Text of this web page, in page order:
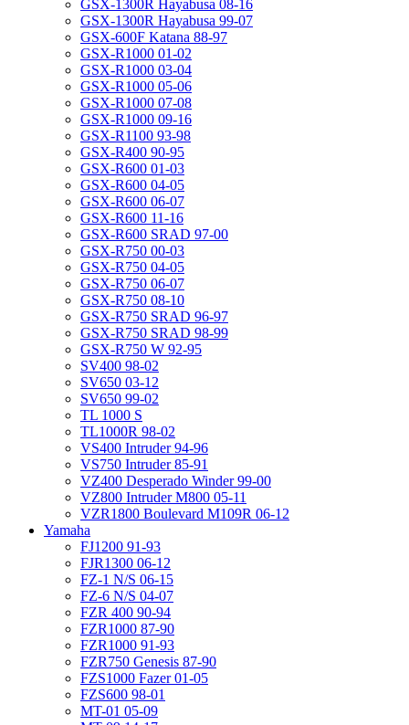
GSX-1300R Hayabusa 08-16
GSX-1300R Hayabusa 99-07
GSX-600F Katana 88-97
GSX-R1000 01-02
GSX-R1000 03-04
GSX-R1000 05-06
GSX-R1000 07-08
GSX-R1000 09-16
GSX-R1100 93-98
GSX-R400 90-95
GSX-R600 01-03
GSX-R600 04-05
GSX-R600 06-07
GSX-R600 11-16
GSX-R600 SRAD 97-00
GSX-R750 00-03
GSX-R750 04-05
GSX-R750 06-07
GSX-R750 08-10
GSX-R750 SRAD 96-97
GSX-R750 SRAD 98-99
GSX-R750 W 92-95
SV400 98-02
SV650 03-12
SV650 99-02
TL 1000 S
TL1000R 98-02
VS400 Intruder 94-96
VS750 Intruder 85-91
VZ400 Desperado Winder 99-00
VZ800 Intruder M800 05-11
VZR1800 Boulevard M109R 06-12
Yamaha
FJ1200 91-93
FJR1300 06-12
FZ-1 N/S 06-15
FZ-6 N/S 04-07
FZR 400 90-94
FZR1000 87-90
FZR1000 91-93
FZR750 Genesis 87-90
FZS1000 Fazer 01-05
FZS600 98-01
MT-01 05-09